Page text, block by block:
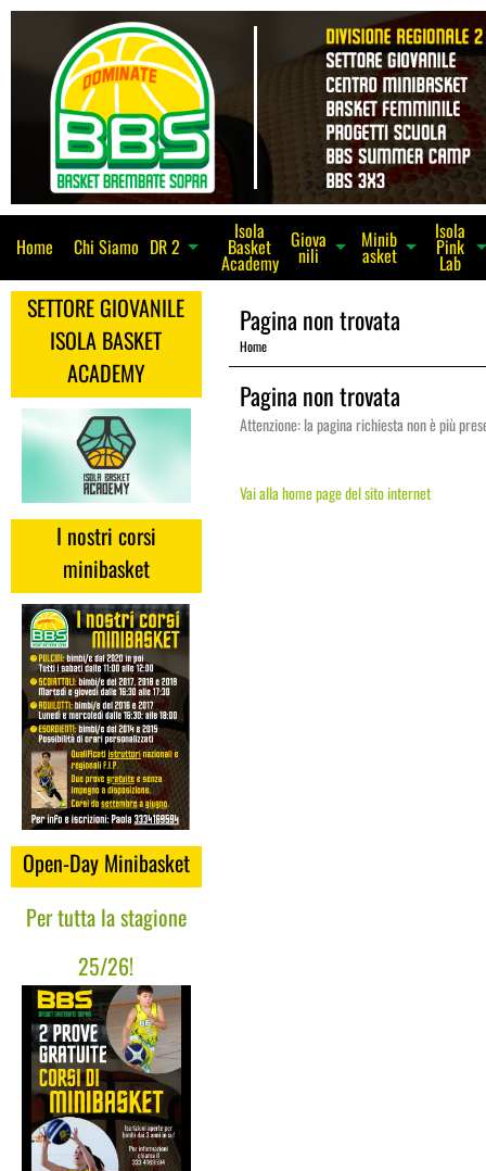
Home Chi Siamo DR 2 arrow_drop_down
Isola
Basket
Academy
Giova
nili arrow_drop_down Minib
asket arrow_drop_down
Isola
Pink
Lab
SETTORE GIOVANILE
ISOLA BASKET
ACADEMY
I nostri corsi
minibasket
Open-Day Minibasket
Per tutta la stagione
25/26!
Pagina non trovata
Home
Pagina non trovata
Attenzione: la pagina richiesta non è più
Vai alla home page del sito internet